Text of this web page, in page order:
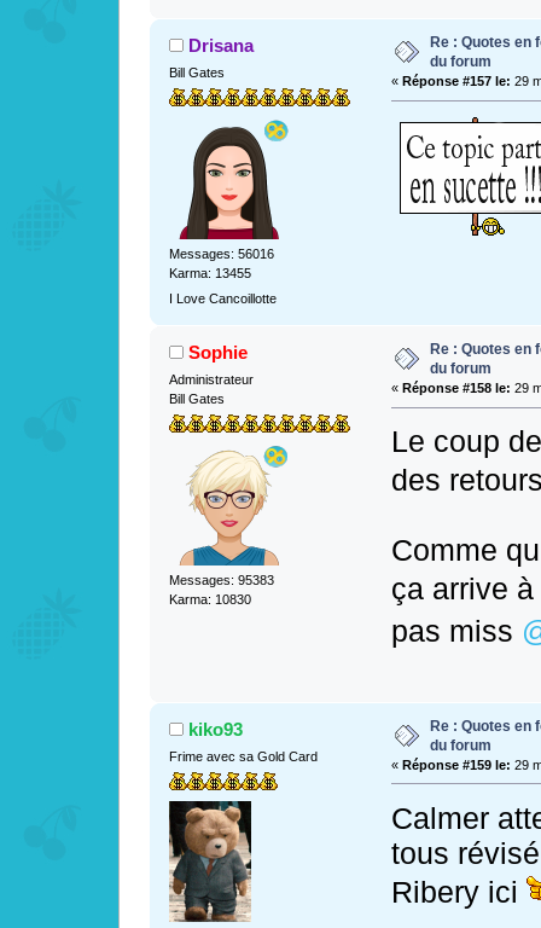
Drisana
Bill Gates
Messages: 56016
Karma: 13455
I Love Cancoillotte
Re : Quotes en
du forum
« Réponse #157 le: 29
Sophie
Administrateur
Bill Gates
Messages: 95383
Karma: 10830
Re : Quotes en
du forum
« Réponse #158 le: 29
Le coup
des
Comme
ça arrive
pas miss
kiko93
Frime avec sa Gold Card
Re : Quotes en
du forum
« Réponse #159 le: 29
Calmer
tous
Ribery ici